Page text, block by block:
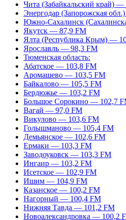
Чита (Забайкальский край) —
Энергодар (Запорожская
Южно-Сахалинск
Якутск — 87,9 FM
Ялта (Республика Крым) —
Ярославль — 98,3 FM
Тюменская область:
Абатское — 103,8 FM
Аромашево — 103,5 FM
Байкалово — 105,5 FM
Бердюжье — 103,2 FM
Большое Сорокино — 102,7
Вагай — 97,0 FM
Викулово — 103,6 FM
Голышманово — 105,4 FM
Демьянское — 102,6 FM
Ермаки — 103,3 FM
Заводоуковск — 103,3 FM
Ингаир — 103,2 FM
Исетское — 102,9 FM
Ишим — 104,9 FM
Казанское — 100,2 FM
Нагорный — 100,4 FM
Нижняя Тавда — 101,2 FM
Новоалександровка — 100,2